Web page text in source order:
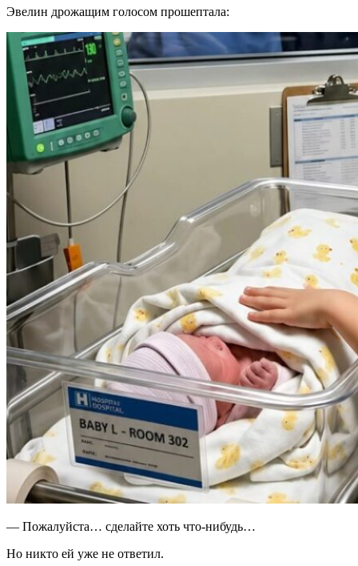
Эвелин дрожащим голосом прошептала:
— Пожалуйста… сделайте хоть что-нибудь…
Но никто ей уже не ответил.